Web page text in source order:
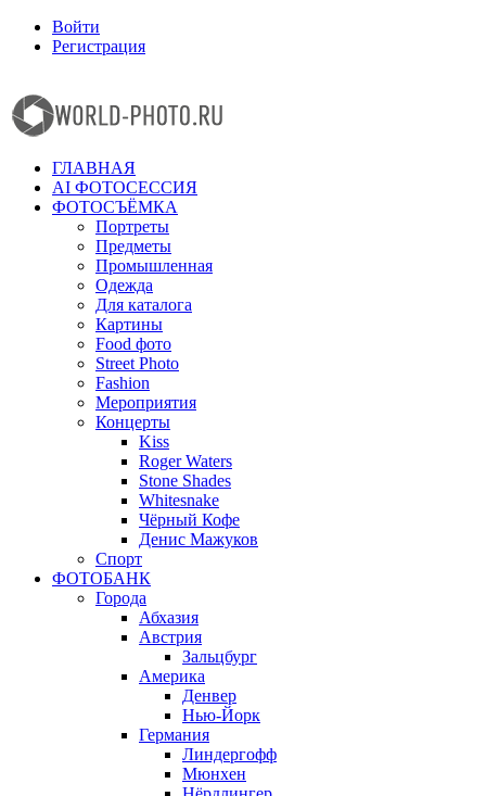
Войти
Регистрация
ГЛАВНАЯ
AI ФОТОСЕССИЯ
ФОТОСЪЁМКА
Портреты
Предметы
Промышленная
Одежда
Для каталога
Картины
Food фото
Street Photo
Fashion
Мероприятия
Концерты
Kiss
Roger Waters
Stone Shades
Whitesnake
Чёрный Кофе
Денис Мажуков
Спорт
ФОТОБАНК
Города
Абхазия
Австрия
Зальцбург
Америка
Денвер
Нью-Йорк
Германия
Линдергофф
Мюнхен